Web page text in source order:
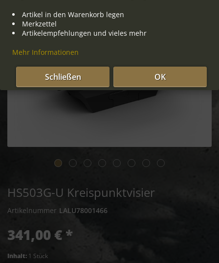
HS503G-U Kreispunktvisier
Artikelnummer LALU78001466
341,00 € *
Inhalt: 1 Stück
Artikel in den Warenkorb legen
Merkzettel
Artikelempfehlungen und vieles mehr
Mehr Informationen
OK
Schließen